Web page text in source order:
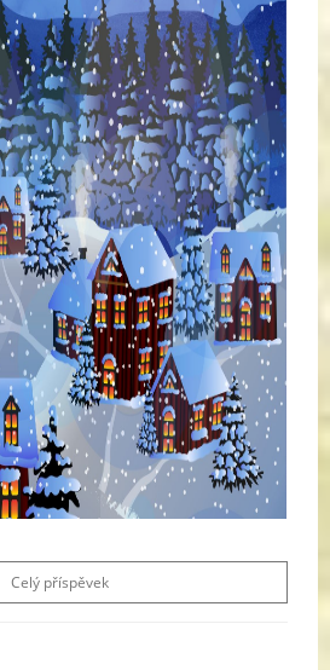
Celý příspěvek